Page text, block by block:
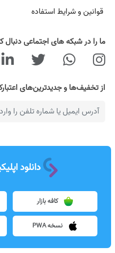
قوانین و شرایط استفاده
ما را در شبکه های اجتماعی دنبال
از تخفیف‌ها و جدیدترین‌های
دانلود
کافه بازار
نسخه PWA